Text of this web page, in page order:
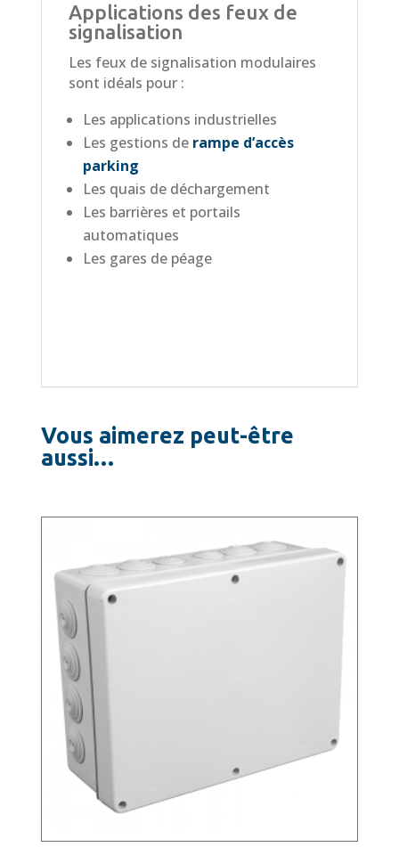
Applications des feux de
signalisation
Les feux de signalisation modulaires
sont idéals pour :
Les applications industrielles
Les gestions de rampe d’accès
parking
Les quais de déchargement
Les barrières et portails
automatiques
Les gares de péage
Vous aimerez peut-être
aussi…